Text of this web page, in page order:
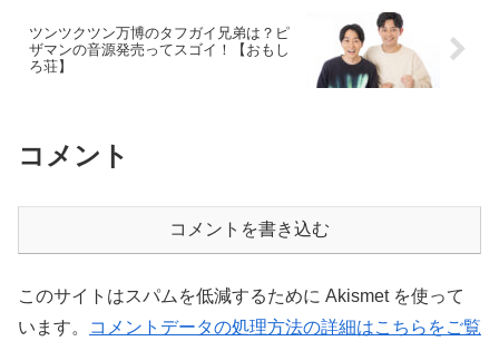
ツンツクツン万博のタフガイ兄弟は？ピ
ザマンの音源発売ってスゴイ！【おもし
ろ荘】
コメント
コメントを書き込む
このサイトはスパムを低減するために Akismet を使って
います。
コメントデータの処理方法の詳細はこちらをご覧